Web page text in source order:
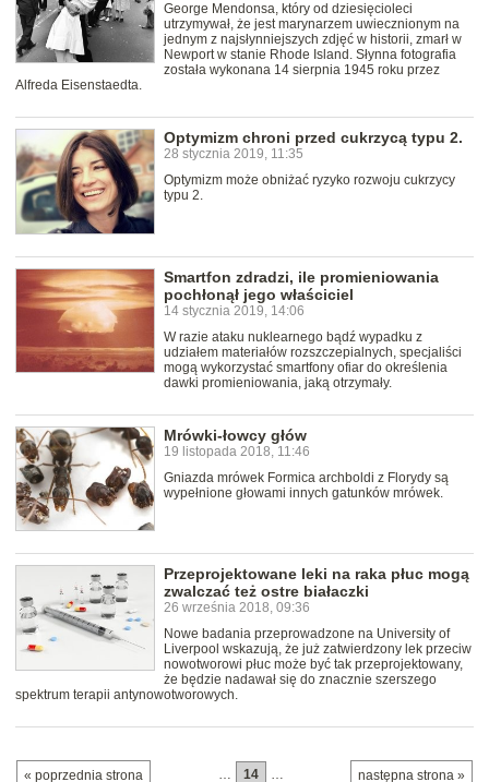
George Mendonsa, który od dziesięcioleci
utrzymywał, że jest marynarzem uwiecznionym na
jednym z najsłynniejszych zdjęć w historii, zmarł w
Newport w stanie Rhode Island. Słynna fotografia
została wykonana 14 sierpnia 1945 roku przez
Alfreda Eisenstaedta.
Optymizm chroni przed cukrzycą typu 2.
28 stycznia 2019, 11:35
Optymizm może obniżać ryzyko rozwoju cukrzycy
typu 2.
Smartfon zdradzi, ile promieniowania
pochłonął jego właściciel
14 stycznia 2019, 14:06
W razie ataku nuklearnego bądź wypadku z
udziałem materiałów rozszczepialnych, specjaliści
mogą wykorzystać smartfony ofiar do określenia
dawki promieniowania, jaką otrzymały.
Mrówki-łowcy głów
19 listopada 2018, 11:46
Gniazda mrówek Formica archboldi z Florydy są
wypełnione głowami innych gatunków mrówek.
Przeprojektowane leki na raka płuc mogą
zwalczać też ostre białaczki
26 września 2018, 09:36
Nowe badania przeprowadzone na University of
Liverpool wskazują, że już zatwierdzony lek przeciw
nowotworowi płuc może być tak przeprojektowany,
że będzie nadawał się do znacznie szerszego
spektrum terapii antynowotworowych.
« poprzednia strona następna strona »
… 14 …